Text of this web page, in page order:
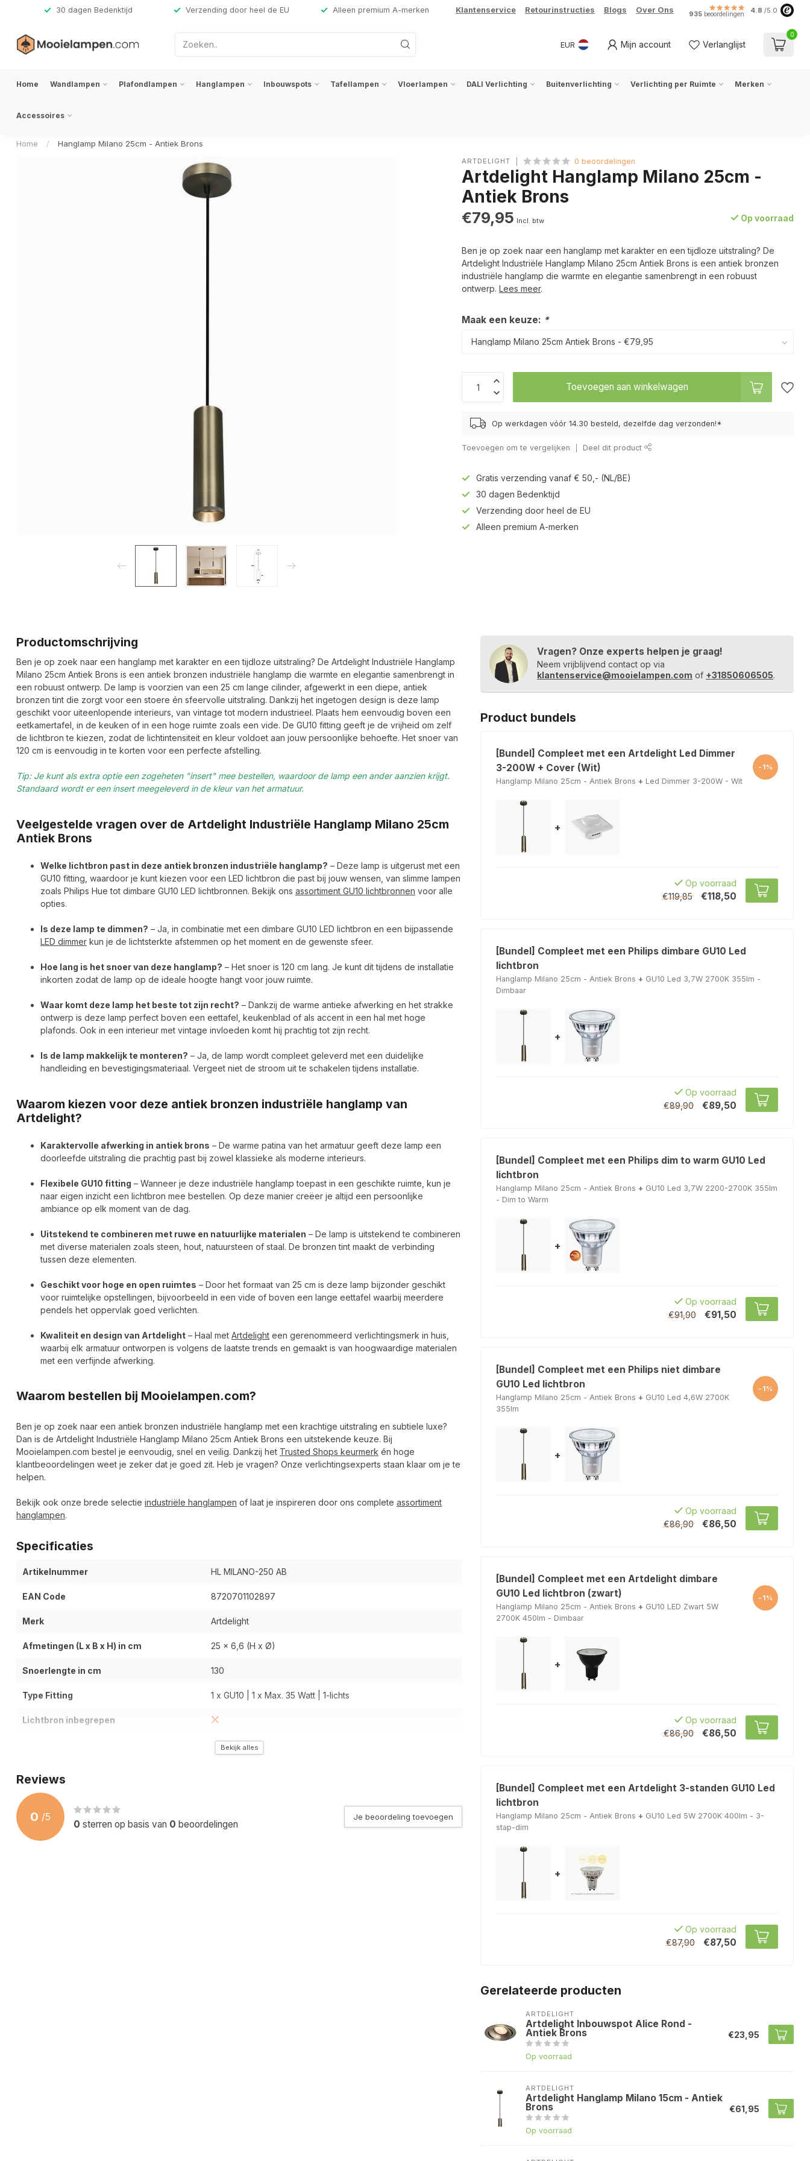
30 dagen Bedenktijd Verzending door heel de EU Alleen premium A-merken Klantenservice Retourinstructies Blogs Over Ons 935 beoordelingen 4.8 /5.0
EUR Mijn account Verlanglijst
0
Home Wandlampen Plafondlampen Hanglampen Inbouwspots Tafellampen Vloerlampen DALI Verlichting Buitenverlichting Verlichting per Ruimte Merken
Accessoires
Home / Hanglamp Milano 25cm - Antiek Brons
ARTDELIGHT 0 beoordelingen
Artdelight Hanglamp Milano 25cm -
Antiek Brons
€79,95 Incl. btw Op voorraad
Ben je op zoek naar een hanglamp met karakter en een tijdloze uitstraling? De
Artdelight Industriële Hanglamp Milano 25cm Antiek Brons is een antiek bronzen
industriële hanglamp die warmte en elegantie samenbrengt in een robuust
ontwerp.Lees meer.
Maak een keuze: *
Toevoegen aan winkelwagen
Op werkdagen vóór 14.30 besteld, dezelfde dag verzonden!*
Toevoegen om te vergelijken Deel dit product
Gratis verzending vanaf € 50,- (NL/BE)
30 dagen Bedenktijd
Verzending door heel de EU
Alleen premium A-merken
Productomschrijving
Ben je op zoek naar een hanglamp met karakter en een tijdloze uitstraling? De Artdelight Industriële Hanglamp
Milano 25cm Antiek Brons is een antiek bronzen industriële hanglamp die warmte en elegantie samenbrengt in
een robuust ontwerp. De lamp is voorzien van een 25 cm lange cilinder, afgewerkt in een diepe, antiek
bronzen tint die zorgt voor een stoere én sfeervolle uitstraling. Dankzij het ingetogen design is deze lamp
geschikt voor uiteenlopende interieurs, van vintage tot modern industrieel. Plaats hem eenvoudig boven een
eetkamertafel, in de keuken of in een hoge ruimte zoals een vide. De GU10 fitting geeft je de vrijheid om zelf
de lichtbron te kiezen, zodat de lichtintensiteit en kleur voldoet aan jouw persoonlijke behoefte. Het snoer van
120 cm is eenvoudig in te korten voor een perfecte afstelling.
Tip: Je kunt als extra optie een zogeheten "insert" mee bestellen, waardoor de lamp een ander aanzien krijgt.
Standaard wordt er een insert meegeleverd in de kleur van het armatuur.
Veelgestelde vragen over de Artdelight Industriële Hanglamp Milano 25cm
Antiek Brons
Welke lichtbron past in deze antiek bronzen industriële hanglamp? – Deze lamp is uitgerust met een
GU10 fitting, waardoor je kunt kiezen voor een LED lichtbron die past bij jouw wensen, van slimme lampen
zoals Philips Hue tot dimbare GU10 LED lichtbronnen. Bekijk ons assortiment GU10 lichtbronnen voor alle
opties.
Is deze lamp te dimmen? – Ja, in combinatie met een dimbare GU10 LED lichtbron en een bijpassende
LED dimmer kun je de lichtsterkte afstemmen op het moment en de gewenste sfeer.
Hoe lang is het snoer van deze hanglamp? – Het snoer is 120 cm lang. Je kunt dit tijdens de installatie
inkorten zodat de lamp op de ideale hoogte hangt voor jouw ruimte.
Waar komt deze lamp het beste tot zijn recht? – Dankzij de warme antieke afwerking en het strakke
ontwerp is deze lamp perfect boven een eettafel, keukenblad of als accent in een hal met hoge
plafonds. Ook in een interieur met vintage invloeden komt hij prachtig tot zijn recht.
Is de lamp makkelijk te monteren? – Ja, de lamp wordt compleet geleverd met een duidelijke
handleiding en bevestigingsmateriaal. Vergeet niet de stroom uit te schakelen tijdens installatie.
Waarom kiezen voor deze antiek bronzen industriële hanglamp van
Artdelight?
Karaktervolle afwerking in antiek brons – De warme patina van het armatuur geeft deze lamp een
doorleefde uitstraling die prachtig past bij zowel klassieke als moderne interieurs.
Flexibele GU10 fitting – Wanneer je deze industriële hanglamp toepast in een geschikte ruimte, kun je
naar eigen inzicht een lichtbron mee bestellen. Op deze manier creëer je altijd een persoonlijke
ambiance op elk moment van de dag.
Uitstekend te combineren met ruwe en natuurlijke materialen – De lamp is uitstekend te combineren
met diverse materialen zoals steen, hout, natuursteen of staal. De bronzen tint maakt de verbinding
tussen deze elementen.
Geschikt voor hoge en open ruimtes – Door het formaat van 25 cm is deze lamp bijzonder geschikt
voor ruimtelijke opstellingen, bijvoorbeeld in een vide of boven een lange eettafel waarbij meerdere
pendels het oppervlak goed verlichten.
Kwaliteit en design van Artdelight – Haal met Artdelight een gerenommeerd verlichtingsmerk in huis,
waarbij elk armatuur ontworpen is volgens de laatste trends en gemaakt is van hoogwaardige materialen
met een verfijnde afwerking.
Waarom bestellen bij Mooielampen.com?
Ben je op zoek naar een antiek bronzen industriële hanglamp met een krachtige uitstraling en subtiele luxe?
Dan is de Artdelight Industriële Hanglamp Milano 25cm Antiek Brons een uitstekende keuze. Bij
Mooielampen.com bestel je eenvoudig, snel en veilig. Dankzij het Trusted Shops keurmerk én hoge
klantbeoordelingen weet je zeker dat je goed zit. Heb je vragen? Onze verlichtingsexperts staan klaar om je te
helpen.
Bekijk ook onze brede selectie industriële hanglampen of laat je inspireren door ons complete assortiment
hanglampen.
Specificaties
Artikelnummer HL MILANO-250 AB
EAN Code 8720701102897
Merk Artdelight
Afmetingen (L x B x H) in cm 25 x 6,6 (H x Ø)
Snoerlengte in cm 130
Type Fitting 1 x GU10 | 1 x Max. 35 Watt | 1-lichts
Lichtbron inbegrepen
Type Materiaal
Kleur / Uitvoering Antiek Brons
Wattage / Lichtopbrengt (Lumen)
Bekijk alles
Reviews
0 /5
0 sterren op basis van 0 beoordelingen
Je beoordeling toevoegen
Vragen? Onze experts helpen je graag!
Neem vrijblijvend contact op via
klantenservice@mooielampen.com of +31850606505.
Product bundels
[Bundel] Compleet met een Artdelight Led Dimmer
3-200W + Cover (Wit)
Hanglamp Milano 25cm - Antiek Brons + Led Dimmer 3-200W - Wit
-1%
+
Op voorraad
€119,85
€118,50
[Bundel] Compleet met een Philips dimbare GU10 Led
lichtbron
Hanglamp Milano 25cm - Antiek Brons + GU10 Led 3,7W 2700K 355lm -
Dimbaar
+
Op voorraad
€89,90
€89,50
[Bundel] Compleet met een Philips dim to warm GU10 Led
lichtbron
Hanglamp Milano 25cm - Antiek Brons + GU10 Led 3,7W 2200-2700K 355lm
- Dim to Warm
+
Op voorraad
€91,90
€91,50
[Bundel] Compleet met een Philips niet dimbare
GU10 Led lichtbron
Hanglamp Milano 25cm - Antiek Brons + GU10 Led 4,6W 2700K
355lm
-1%
+
Op voorraad
€86,90
€86,50
[Bundel] Compleet met een Artdelight dimbare
GU10 Led lichtbron (zwart)
Hanglamp Milano 25cm - Antiek Brons + GU10 LED Zwart 5W
2700K 450lm - Dimbaar
-1%
+
Op voorraad
€86,90
€86,50
[Bundel] Compleet met een Artdelight 3-standen GU10 Led
lichtbron
Hanglamp Milano 25cm - Antiek Brons + GU10 Led 5W 2700K 400lm - 3-
stap-dim
+
Op voorraad
€87,90
€87,50
Gerelateerde producten
ARTDELIGHT
Artdelight Inbouwspot Alice Rond -
Antiek Brons
Op voorraad
€23,95
ARTDELIGHT
Artdelight Hanglamp Milano 15cm - Antiek
Brons
Op voorraad
€61,95